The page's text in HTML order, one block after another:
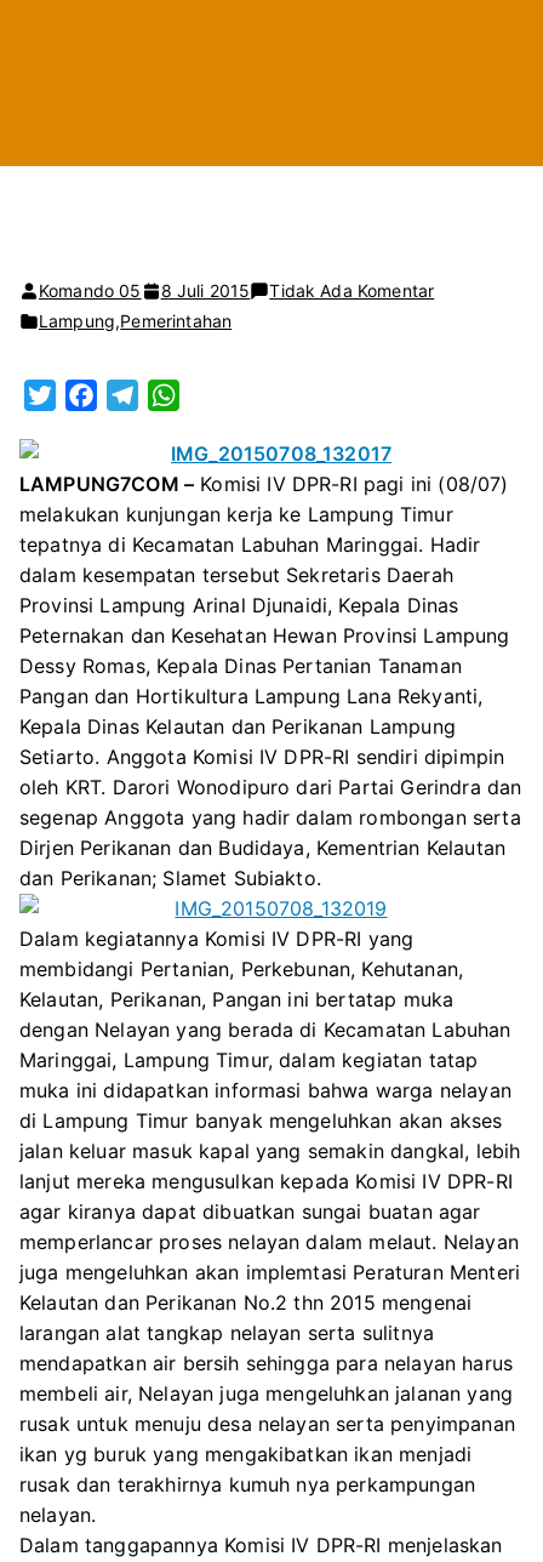
Komando 05 8 Juli 2015 Tidak Ada Komentarpada
RI
KE
TIMUR
Lampung,Pemerintahan
t
t
e
r
e
b
o
o
k
e
g
r
a
m
a
t
s
A
p
p
LAMPUNG7COM – Komisi IV DPR-RI pagi ini (08/07)
melakukan kunjungan kerja ke Lampung Timur
tepatnya di Kecamatan Labuhan Maringgai. Hadir
dalam kesempatan tersebut Sekretaris Daerah
Provinsi Lampung Arinal Djunaidi, Kepala Dinas
Peternakan dan Kesehatan Hewan Provinsi Lampung
Dessy Romas, Kepala Dinas Pertanian Tanaman
Pangan dan Hortikultura Lampung Lana Rekyanti,
Kepala Dinas Kelautan dan Perikanan Lampung
Setiarto. Anggota Komisi IV DPR-RI sendiri dipimpin
oleh KRT. Darori Wonodipuro dari Partai Gerindra dan
segenap Anggota yang hadir dalam rombongan serta
Dirjen Perikanan dan Budidaya, Kementrian Kelautan
dan Perikanan; Slamet Subiakto.
Dalam kegiatannya Komisi IV DPR-RI yang
membidangi Pertanian, Perkebunan, Kehutanan,
Kelautan, Perikanan, Pangan ini bertatap muka
dengan Nelayan yang berada di Kecamatan Labuhan
Maringgai, Lampung Timur, dalam kegiatan tatap
muka ini didapatkan informasi bahwa warga nelayan
di Lampung Timur banyak mengeluhkan akan akses
jalan keluar masuk kapal yang semakin dangkal, lebih
lanjut mereka mengusulkan kepada Komisi IV DPR-RI
agar kiranya dapat dibuatkan sungai buatan agar
memperlancar proses nelayan dalam melaut. Nelayan
juga mengeluhkan akan implemtasi Peraturan Menteri
Kelautan dan Perikanan No.2 thn 2015 mengenai
larangan alat tangkap nelayan serta sulitnya
mendapatkan air bersih sehingga para nelayan harus
membeli air, Nelayan juga mengeluhkan jalanan yang
rusak untuk menuju desa nelayan serta penyimpanan
ikan yg buruk yang mengakibatkan ikan menjadi
rusak dan terakhirnya kumuh nya perkampungan
nelayan.
Dalam tanggapannya Komisi IV DPR-RI menjelaskan